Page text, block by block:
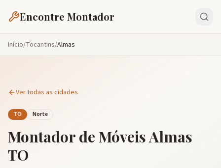
Encontre Montador
Início/Tocantins/Almas
Ver todas as cidades
TO Norte
Montador de MóveisAlmas
TO